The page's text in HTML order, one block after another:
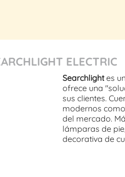
ELECTRIC
Searchlightes
ofrece una
sus clientes.
modernos
del mercado.
lámparas de
decorativa de